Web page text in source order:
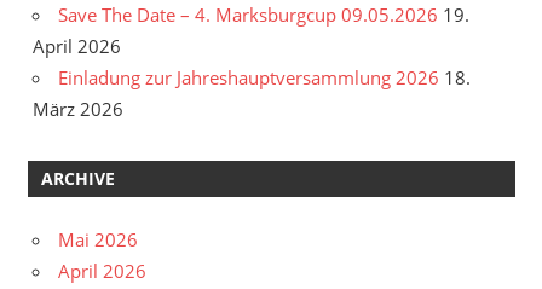
Save The Date – 4. Marksburgcup 09.05.2026 19.
April 2026
Einladung zur Jahreshauptversammlung 2026 18.
März 2026
ARCHIVE
Mai 2026
April 2026